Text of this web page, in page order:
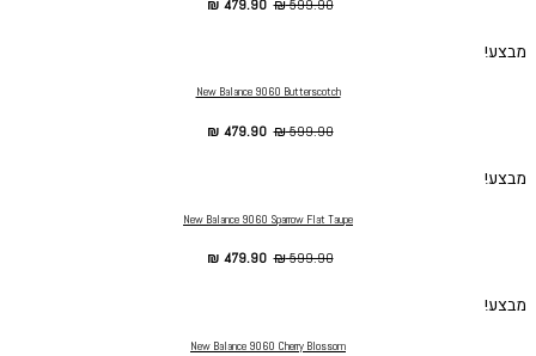
₪599.90
₪ 479.90
מבצע!
New Balance 9060 Butterscotch
₪599.90
₪ 479.90
מבצע!
New Balance 9060 Sparrow Flat Taupe
₪599.90
₪ 479.90
מבצע!
New Balance 9060 Cherry Blossom